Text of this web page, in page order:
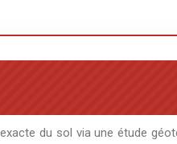
du sol via une étude